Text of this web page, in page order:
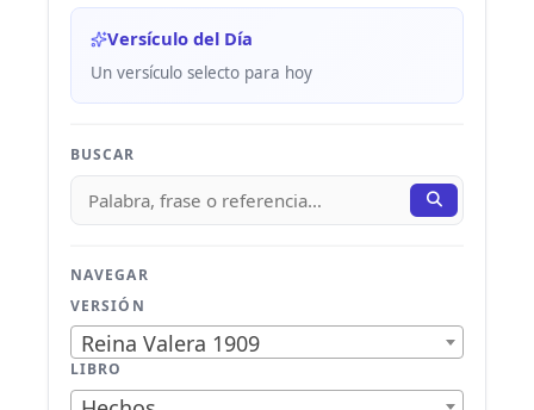
Versículo del Día
Un versículo selecto para hoy
BUSCAR
NAVEGAR
VERSIÓN
Reina Valera 1909
LIBRO